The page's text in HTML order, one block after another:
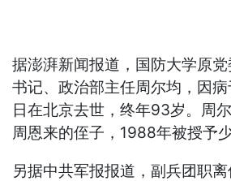
据澎湃新闻报道，国防大学原党
书记、政治部主任周尔均，因
日在北京去世，终年93岁。周
周恩来的侄子，1988年被授予少
另据中共军报报道，副兵团职